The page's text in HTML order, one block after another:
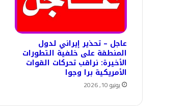
عاجل – تحذير إيراني لدول
المنطقة على خلفية التطورات
الأخيرة: نراقب تحركات القوات
الأمريكية برا وجوا
يونيو 10, 2026